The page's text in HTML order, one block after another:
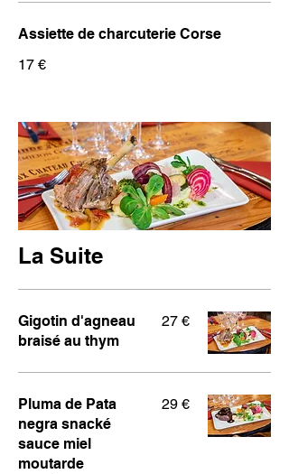
Assiette de charcuterie Corse
17 €
La Suite
Gigotin d'agneau
braisé au thym
27 €
Pluma de Pata
negra snacké
sauce miel
moutarde
29 €